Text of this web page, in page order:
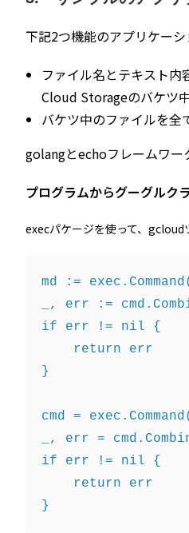
下記2つ機能のアプリケーシ
ファイル名とテキスト内
Cloud Storageのバケツ
バケツ中のファイルを全
golangとechoフレームワー
プログラムからグーグルク
execパケージを使って、gcloud
md :=
_, err :=
if err != nil {
    return err
}
cmd =
_, err =
if err != nil {
    return err